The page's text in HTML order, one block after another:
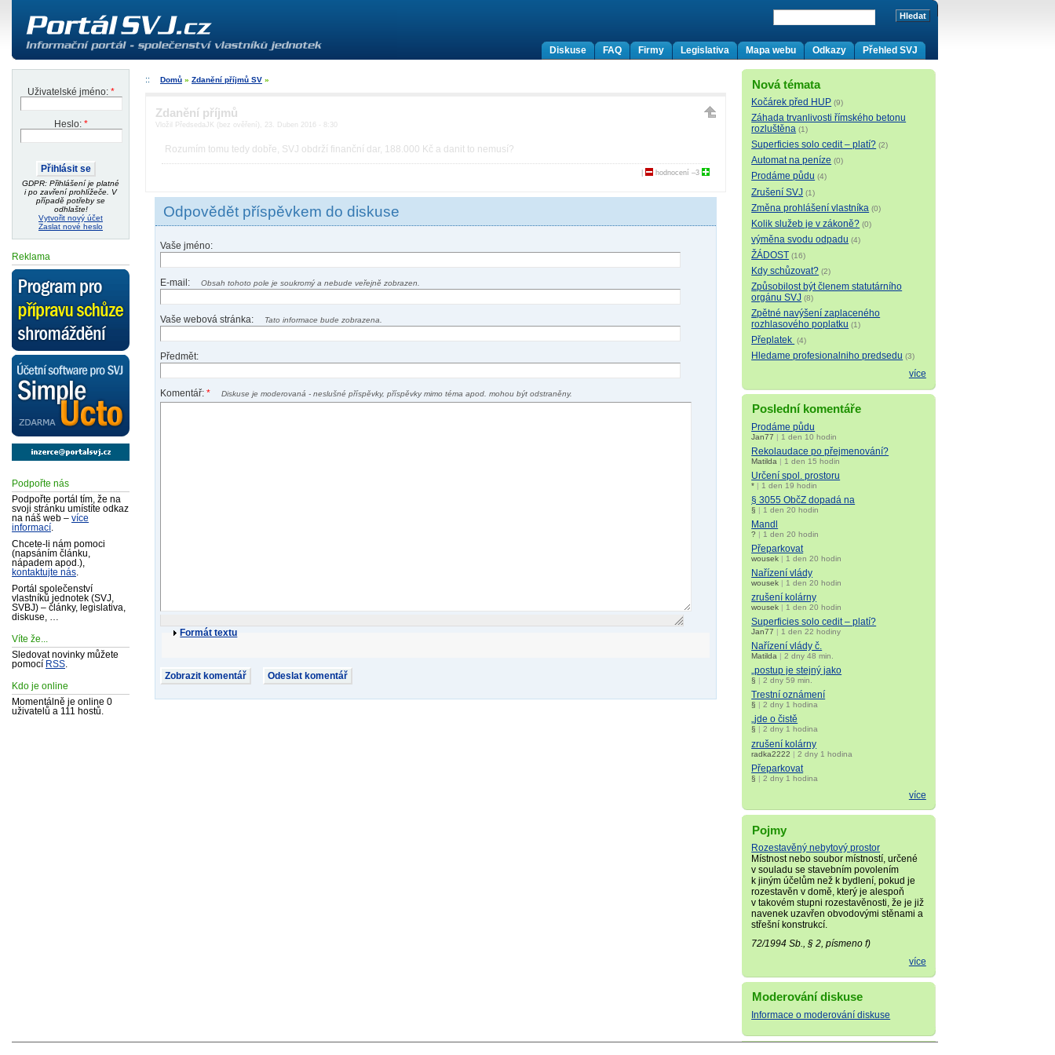
Přehled SVJ
Odkazy
Mapa webu
Legislativa
Firmy
FAQ
Diskuse
Uživatelské jméno: *
Heslo: *
GDPR: Přihlášení je platné
i po zavření prohlížeče. V
případě potřeby se
odhlašte!
Vytvořit nový účet
Zaslat nové heslo
Reklama
Podpořte nás
Podpořte portál tím, že na
svoji stránku umístíte odkaz
na náš web – více
informací
Chcete-li nám pomoci
(napsáním článku,
nápadem apod.),
kontaktujte nás
Portál společenství
vlastníků jednotek (SVJ,
SVBJ) – články, legislativa,
diskuse, …
Víte že...
Sledovat novinky můžete
pomocí RSS
Kdo je online
Momentálně je online 0
uživatelů a 111 hostů.
Nová témata
Kočárek před HUP (9)
Záhada trvanlivosti římského betonu
rozluštěna (1)
Superficies solo cedit – platí? (2)
Automat na peníze (0)
Prodáme půdu (4)
Zrušení SVJ (1)
Změna prohlášení vlastníka (0)
Kolik služeb je v zákoně? (0)
výměna svodu odpadu (4)
ŽÁDOST (16)
Kdy schůzovat? (2)
Způsobilost být členem statutárního
orgánu SVJ (8)
Zpětné navýšení zaplaceného
rozhlasového poplatku (1)
Přeplatek (4)
Hledame profesionalniho predsedu (3)
více
Poslední komentáře
Prodáme půdu
Jan77 | 1 den 10 hodin
Rekolaudace po přejmenování?
Matilda | 1 den 15 hodin
Určení spol. prostoru
* | 1 den 19 hodin
§ 3055 ObčZ dopadá na
§ | 1 den 20 hodin
Mandl
? | 1 den 20 hodin
Přeparkovat
wousek | 1 den 20 hodin
Nařízení vlády
wousek | 1 den 20 hodin
zrušení kolárny
wousek | 1 den 20 hodin
Superficies solo cedit – platí?
Jan77 | 1 den 22 hodiny
Nařízení vlády č.
Matilda |2 dny 48 min.
„postup je stejný jako
§ |2 dny 59 min.
Trestní oznámení
§ |2 dny 1 hodina
„jde o čistě
§ |2 dny 1 hodina
zrušení kolárny
radka2222 |2 dny 1 hodina
Přeparkovat
§ |2 dny 1 hodina
více
Pojmy
Rozestavěný nebytový prostor
Místnost nebo soubor místností, určené
v souladu se stavebním povolením
k jiným účelům než k bydlení, pokud je
rozestavěn v domě, který je alespoň
v takovém stupni rozestavěnosti, že je již
navenek uzavřen obvodovými stěnami a
střešní konstrukcí.
72/1994 Sb., § 2, písmeno f)
více
Moderování diskuse
Informace o moderování diskuse
Domů » Zdanění příjmů SV »
Zdanění příjmů
Vložil PředsedaJK (bez ověření), 23. Duben 2016 - 8:30
Rozumím tomu tedy dobře, SVJ obdrží finanční dar, 188.000 Kč a danit to nemusí?
hodnocení –3
Odpovědět příspěvkem do diskuse
Vaše jméno:
E-mail: Obsah tohoto pole je soukromý a nebude veřejně zobrazen.
Vaše webová stránka: Tato informace bude zobrazena.
Předmět:
Komentář:* Diskuse je moderovaná - neslušné příspěvky, příspěvky mimo téma apod. mohou být odstraněny.
Formát textu